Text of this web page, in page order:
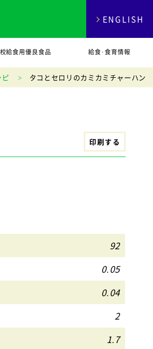
給食用優良食品 給食･食育情報
ENGLISH
タコとセロリのカミカミチャーハン
印刷する
92
0.05
0.04
2
1.7